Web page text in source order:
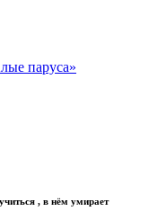
паруса»
, в нём умирает